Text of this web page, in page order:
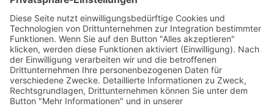
Leonhard Fromm
Goethestr. 27
73614 Schorndorf